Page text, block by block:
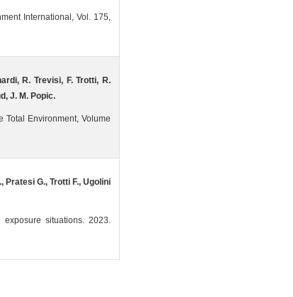
International, Vol. 175,
R. Trevisi, F. Trotti, R.
J. M. Popic.
Total Environment, Volume
Pratesi G., Trotti F., Ugolini
situations. 2023.